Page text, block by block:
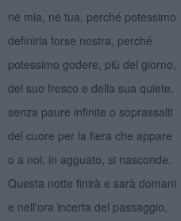
né mia, né tua, perché potessimo
definirla forse nostra, perché
potessimo godere, più del giorno,
del suo fresco e della sua quiete,
senza paure infinite o soprassalti
del cuore per la fiera che appare
o a noi, in agguato, si nasconde.
Questa notte finirà e sarà domani
e nell'ora incerta del passaggio,